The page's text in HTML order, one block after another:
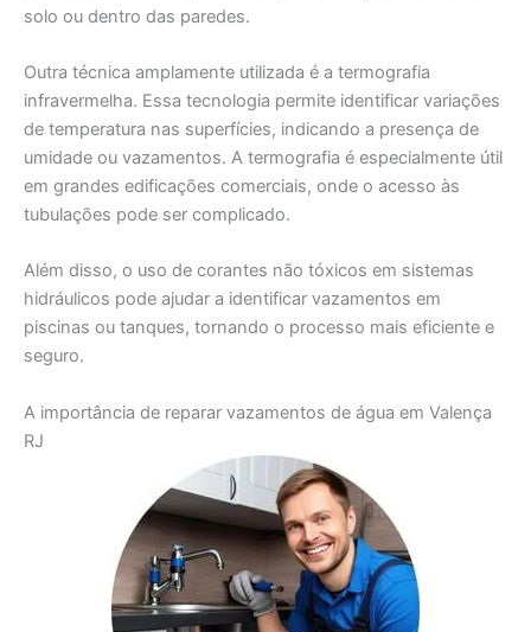
solo ou dentro das paredes.
Outra técnica amplamente utilizada é a termografia
infravermelha. Essa tecnologia permite identificar variações
de temperatura nas superfícies, indicando a presença de
umidade ou vazamentos. A termografia é especialmente útil
em grandes edificações comerciais, onde o acesso às
tubulações pode ser complicado.
Além disso, o uso de corantes não tóxicos em sistemas
hidráulicos pode ajudar a identificar vazamentos em
piscinas ou tanques, tornando o processo mais eficiente e
seguro.
A importância de reparar vazamentos de água em Valença
RJ